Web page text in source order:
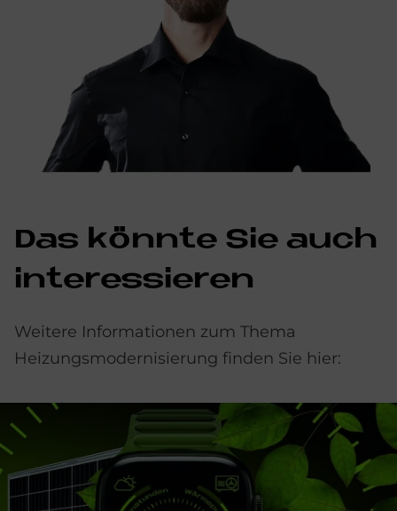
Das könn­te Sie auch
in­ter­es­sie­ren
Weitere Informationen zum Thema
Heizungsmodernisierung finden Sie hier: